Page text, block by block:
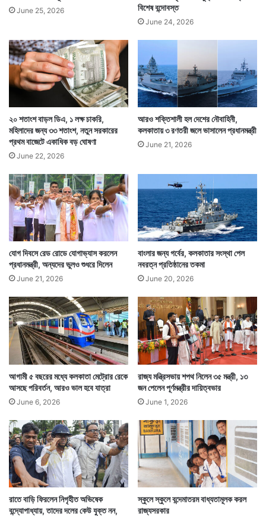
June 25, 2026
বিশেষ বন্দোবস্ত
June 24, 2026
২০ শতাংশ বাড়ল ডিএ, ১ লক্ষ চাকরি,
মহিলাদের জন্য ৩৩ শতাংশ, নতুন সরকারের
প্রথম বাজেটে একাধিক বড় ঘোষণা
June 22, 2026
আরও শক্তিশালী হল দেশের নৌবাহিনী,
কলকাতায় ৩ রণতরী জলে ভাসালেন প্রধানমন্ত্রী
June 21, 2026
যোগ দিবসে রেড রোডে যোগাভ্যাস করলেন
প্রধানমন্ত্রী, অন্যদের ভুলও শুধরে দিলেন
June 21, 2026
বাংলার জন্য গর্বের, কলকাতার সংস্থা পেল
নবরত্ন প্রতিষ্ঠানের তকমা
June 20, 2026
আগামী ৫ বছরের মধ্যে কলকাতা মেট্রোর রেকে
আসছে পরিবর্তন, আরও ভাল হবে যাত্রা
June 6, 2026
রাজ্য মন্ত্রিসভায় শপথ নিলেন ৩৫ মন্ত্রী, ১৩
জন পেলেন পূর্ণমন্ত্রীর দায়িত্বভার
June 1, 2026
রাতে বাড়ি ফিরলেন নিগৃহীত অভিষেক
বন্দ্যোপাধ্যায়, তাদের দলের কেউ যুক্ত নন,
স্কুলে স্কুলে বন্দেমাতরম বাধ্যতামূলক করল
রাজ্যসরকার